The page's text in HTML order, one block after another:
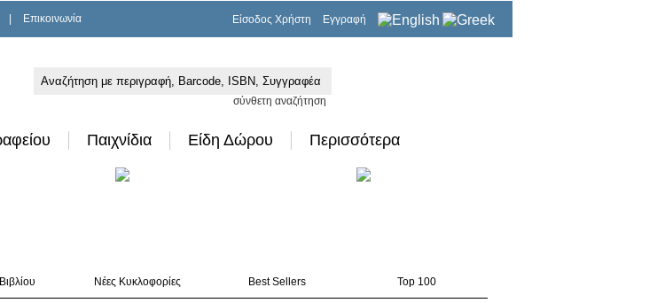
Επικοινωνία Είσοδος Χρήστη Εγγραφή
σύνθετη αναζήτηση
Παιχνίδια Είδη Δώρου Περισσότερα
Νέες Κυκλοφορίες Best Sellers Top 100